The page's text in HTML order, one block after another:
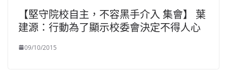
【堅守院校自主，不容黑手介入 集會】 葉
建源：行動為了顯示校委會決定不得人心
09/10/2015